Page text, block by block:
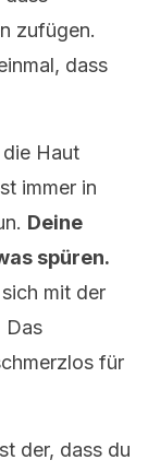
zufügen.
dass
Haut
immer in
Deine
spüren.
mit der
Das
für
der, dass du